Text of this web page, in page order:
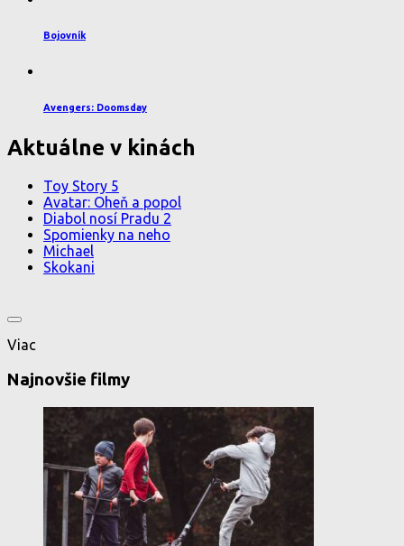
Bojovník
Avengers: Doomsday
Aktuálne v kinách
Toy Story 5
Avatar: Oheň a popol
Diabol nosí Pradu 2
Spomienky na neho
Michael
Skokani
Viac
Najnovšie filmy